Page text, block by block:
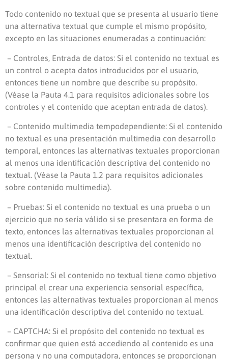
Todo contenido no textual que se presenta al usuario tiene
una alternativa textual que cumple el mismo propósito,
excepto en las situaciones enumeradas a continuación:
– Controles, Entrada de datos: Si el contenido no textual es
un control o acepta datos introducidos por el usuario,
entonces tiene un nombre que describe su propósito.
(Véase la Pauta 4.1 para requisitos adicionales sobre los
controles y el contenido que aceptan entrada de datos).
– Contenido multimedia tempodependiente: Si el contenido
no textual es una presentación multimedia con desarrollo
temporal, entonces las alternativas textuales proporcionan
al menos una identificación descriptiva del contenido no
textual. (Véase la Pauta 1.2 para requisitos adicionales
sobre contenido multimedia).
– Pruebas: Si el contenido no textual es una prueba o un
ejercicio que no sería válido si se presentara en forma de
texto, entonces las alternativas textuales proporcionan al
menos una identificación descriptiva del contenido no
textual.
– Sensorial: Si el contenido no textual tiene como objetivo
principal el crear una experiencia sensorial específica,
entonces las alternativas textuales proporcionan al menos
una identificación descriptiva del contenido no textual.
– CAPTCHA: Si el propósito del contenido no textual es
confirmar que quien está accediendo al contenido es una
persona y no una computadora, entonces se proporcionan